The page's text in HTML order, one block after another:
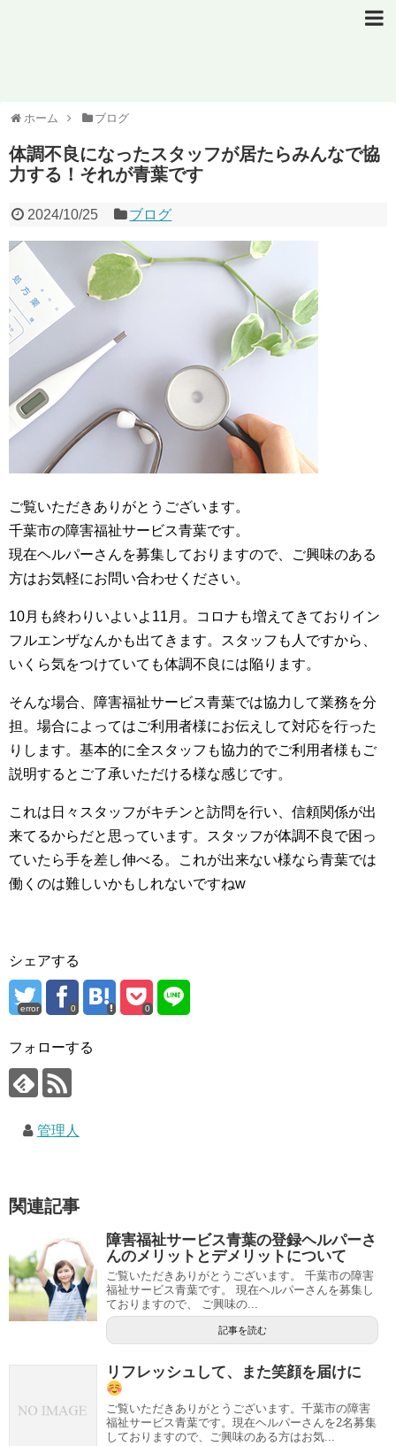
ホーム ブログ
体調不良になったスタッフが居たらみんなで協
力する！それが青葉です
2024/10/25 ブログ
ご覧いただきありがとうございます。
千葉市の障害福祉サービス青葉です。
現在ヘルパーさんを募集しておりますので、ご興味のある
方はお気軽にお問い合わせください。
10月も終わりいよいよ11月。コロナも増えてきておりイン
フルエンザなんかも出てきます。スタッフも人ですから、
いくら気をつけていても体調不良には陥ります。
そんな場合、障害福祉サービス青葉では協力して業務を分
担。場合によってはご利用者様にお伝えして対応を行った
りします。基本的に全スタッフも協力的でご利用者様もご
説明するとご了承いただける様な感じです。
これは日々スタッフがキチンと訪問を行い、信頼関係が出
来てるからだと思っています。スタッフが体調不良で困っ
ていたら手を差し伸べる。これが出来ない様なら青葉では
働くのは難しいかもしれないですねw
シェアする
error 0 0
フォローする
管理人
関連記事
障害福祉サービス青葉の登録ヘルパーさ
んのメリットとデメリットについて
ご覧いただきありがとうございます。 千葉市の障害
福祉サービス青葉です。 現在ヘルパーさんを募集し
ておりますので、 ご興味の...
記事を読む
リフレッシュして、また笑顔を届けに
ご覧いただきありがとうございます。千葉市の障害
福祉サービス青葉です。現在ヘルパーさんを2名募集
しておりますので、ご興味のある方はお気...